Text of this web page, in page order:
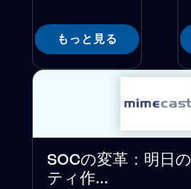
もっと見る
SOCの変革：明日
ティ作...